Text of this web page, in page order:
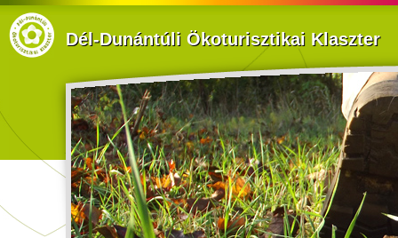
Dél-Dunántúli Ökoturisztikai Klaszter